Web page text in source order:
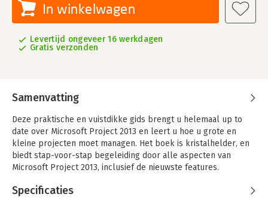
In winkelwagen
Levertijd ongeveer 16 werkdagen
Gratis verzonden
Samenvatting
Deze praktische en vuistdikke gids brengt u helemaal up to
date over Microsoft Project 2013 en leert u hoe u grote en
kleine projecten moet managen. Het boek is kristalhelder, en
biedt stap-voor-stap begeleiding door alle aspecten van
Microsoft Project 2013, inclusief de nieuwste features.
voorbereiding van uw project, bij de keuze van de projecttools
Specificaties